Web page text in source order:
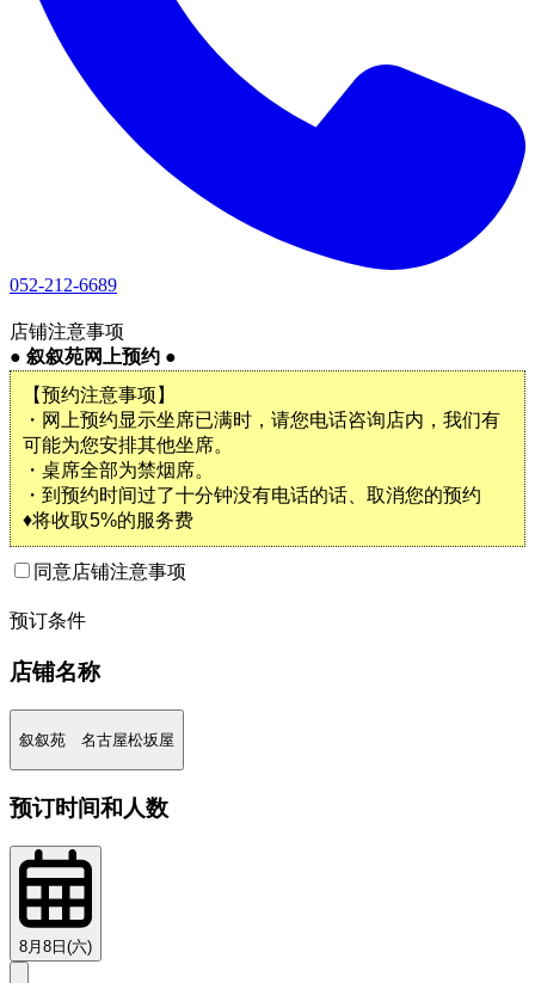
052-212-6689
店铺注意事项
● 叙叙苑网上预约 ●
【预约注意事项】
・网上预约显示坐席已满时，请您电话咨询店内，我们有
可能为您安排其他坐席。
・桌席全部为禁烟席。
・到预约时间过了十分钟没有电话的话、取消您的预约
♦将收取5%的服务费
同意店铺注意事项
预订条件
店铺名称
叙叙苑 名古屋松坂屋
预订时间和人数
8月8日(六)